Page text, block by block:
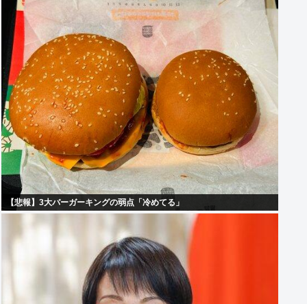
【悲報】3大バーガーキングの弱点「冷めてる」